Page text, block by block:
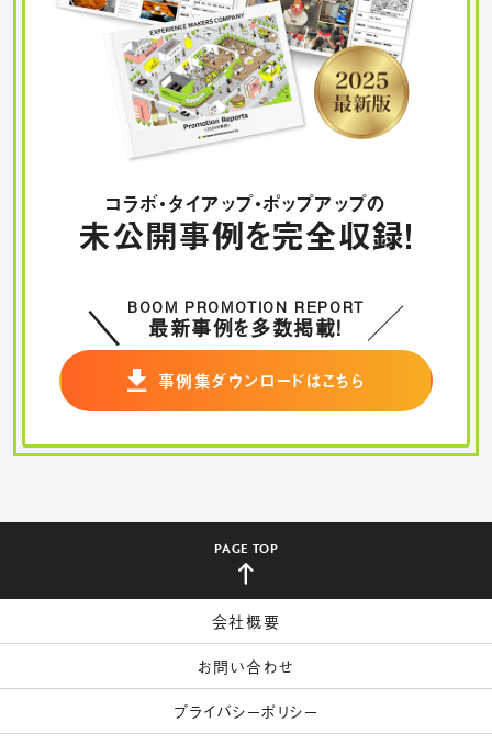
コラボ・タイアップ・ポップアップの
未公開事例を完全収録！
BOOM PROMOTION REPORT
最新事例を多数掲載！
事例集ダウンロードはこちら
PAGE TOP
会社概要
お問い合わせ
プライバシーポリシー